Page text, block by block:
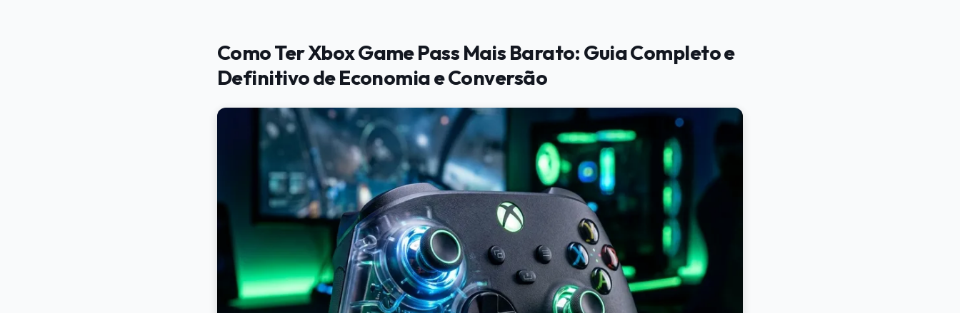
Como Ter Xbox Game Pass Mais Barato: Guia Completo e
Definitivo de Economia e Conversão